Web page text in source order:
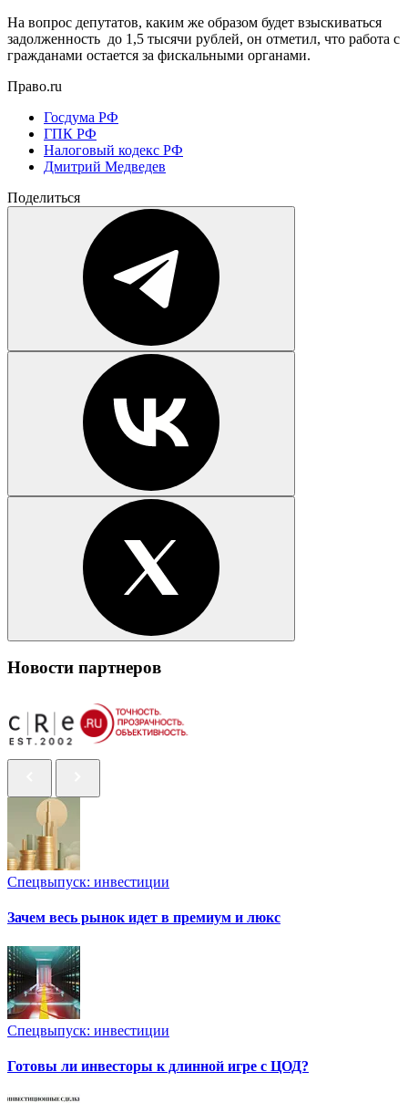
На вопрос депутатов, каким же образом будет взыскиваться
задолженность до 1,5 тысячи рублей, он отметил, что работа с
гражданами остается за фискальными органами.
Право.ru
Госдума РФ
ГПК РФ
Налоговый кодекс РФ
Дмитрий Медведев
Поделиться
Новости партнеров
Спецвыпуск: инвестиции
Зачем весь рынок идет в премиум и люкс
Спецвыпуск: инвестиции
Готовы ли инвесторы к длинной игре с ЦОД?